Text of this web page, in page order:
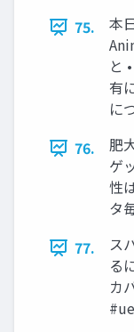
75.
本
と
有
に
76.
肥
ゲ
性
タ
77.
ス
る
カ